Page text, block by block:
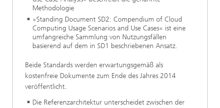
Methodologie
»Standing Document SD2: Compendium of Cloud
Computing Usage Scenarios and Use Cases« ist eine
umfangreiche Sammlung von Nutzungsfällen
basierend auf dem in SD1 beschriebenen Ansatz.
Beide Standards werden erwartungsgemäß als
kostenfreie Dokumente zum Ende des Jahres 2014
veröffentlicht.
Die Referenzarchitektur unterscheidet zwischen der